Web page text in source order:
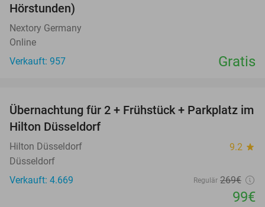
Hörstunden)
Nextory Germany
Online
Verkauft: 957
Gratis
63%
Übernachtung für 2 + Frühstück + Parkplatz im
Hilton Düsseldorf
Hilton Düsseldorf 9.2 star
Düsseldorf
Verkauft: 4.669
Regulär 269€
99€